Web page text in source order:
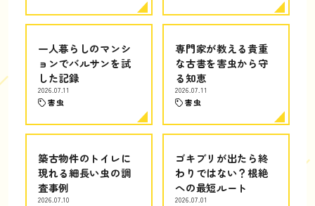
一人暮らしのマンシ
ョンでバルサンを試
した記録
2026.07.11
害虫
専門家が教える貴重
な古書を害虫から守
る知恵
2026.07.11
害虫
築古物件のトイレに
現れる細長い虫の調
査事例
2026.07.10
ゴキブリが出たら終
わりではない？根絶
への最短ルート
2026.07.01